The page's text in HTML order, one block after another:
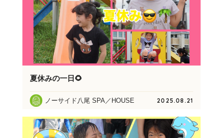
夏休みの一日🌻
ノーサイド八尾 SPA／HOUSE 2025.08.21